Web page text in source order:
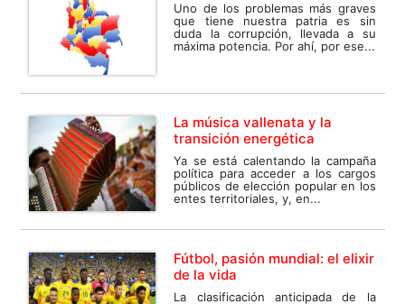
Uno de los problemas más graves
que tiene nuestra patria es sin
duda la corrupción, llevada a su
máxima potencia. Por ahí, por ese...
La música vallenata y la
transición energética
Ya se está calentando la campaña
política para acceder a los cargos
públicos de elección popular en los
entes territoriales, y, en...
Fútbol, pasión mundial: el elixir
de la vida
La clasificación anticipada de la